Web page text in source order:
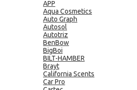
APP
Aqua Cosmetics
Auto Graph
Autosol
Autotriz
BenBow
BigBoi
BILT-HAMBER
Brayt
California Scents
Car Pro